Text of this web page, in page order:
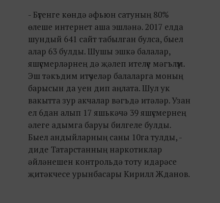
- Бүгенге көндә әфьюн сатуның 80%
өлеше интернет аша эшләнә. 2017 елда
шундый 641 сайт табылган булса, быел
алар 63 булды. Шушы эшкә балалар,
яшүсмерләрнең дә җәлеп ителүе мәгълүм.
Эш тәкъдим итүчеләр балаларга моның
барысын да уен дип аңлата. Шул ук
вакытта зур акчалар вәгъдә итәләр. Узан
ел 6дан алып 17 яшькәчә 39 яшүсмернең
әлеге адымга баруы билгеле булды.
Быел андыйларның саны 10га тулды, -
диде Татарстанның наркотиклар
әйләнешен контрольдә тоту идарәсе
җитәкчесе урынбасары Кирилл Жданов.